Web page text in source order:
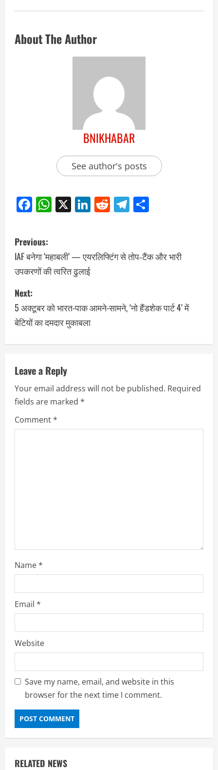
About The Author
BNIKHABAR
See author's posts
Facebook
WhatsApp
X LinkedIn
RedditTelegram
Previous:
IAF बनेगा ‘महाबली’ — एयरलिफ्टिंग से तोप‑टैंक और भारी
उपकरणों की त्वरित ढुलाई
Next:
5 अक्टूबर को भारत-पाक आमने-सामने, ‘नो हैंडशेक पार्ट 4’ में
बेटियों का दमदार मुकाबला
Leave a Reply
Your email address will not be published. Required
fields are marked *
Comment*
Name*
Email *
Website
Save my name, email, and website in this
browser for the next time I comment.
RELATED NEWS